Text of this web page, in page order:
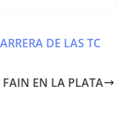
DE LAS TC
FAIN EN LA PLATA